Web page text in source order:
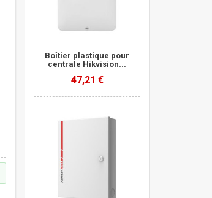
Boîtier plastique pour
centrale Hikvision...
47,21 €